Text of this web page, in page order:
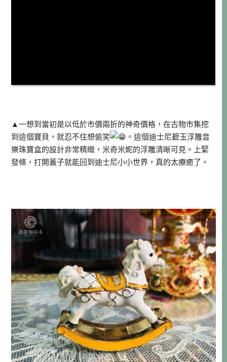
▲一想到當初是以低於市價兩折的神奇價格，在古物市集挖
到這個寶貝，就忍不住想偷笑
。這個迪士尼碧玉浮雕音
樂珠寶盒的設計非常精緻，米奇米妮的浮雕清晰可見。
上緊
發條，打開蓋子就能回到迪士尼小小世界，真的太療癒了。